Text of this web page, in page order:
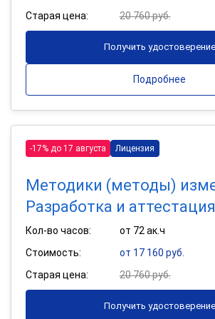
Старая цена:
20 760 руб.
Получить удостоверение
Подробнее
-17% до 17 августа Лицензия
Методики (методы)
Разработка и аттестация
Кол-во часов:
от 72 ак.ч
Стоимость:
от 17 160 руб.
Старая цена:
20 760 руб.
Получить удостоверение